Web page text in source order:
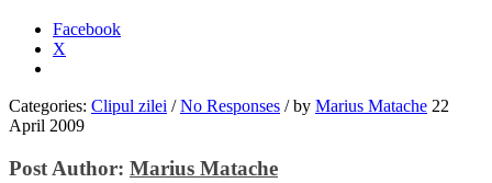
Facebook
X
Categories: Clipul zilei / No Responses /by Marius Matache 22
April 2009
Post Author: Marius Matache